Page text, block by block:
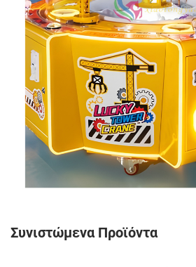
Συνιστώμενα Προϊόντα